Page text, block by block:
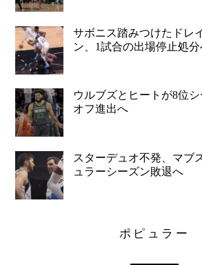
サボニス踏みつけたドレ
ン、1試合の出場停止処
ウルブズとヒートが8位シ
オフ進出へ
スターデュオ不発、マブ
ュラーシーズン敗退へ
ポピュラー